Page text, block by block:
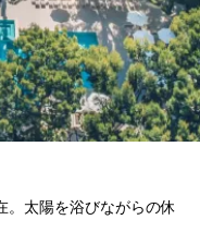
。太陽を浴びながらの休